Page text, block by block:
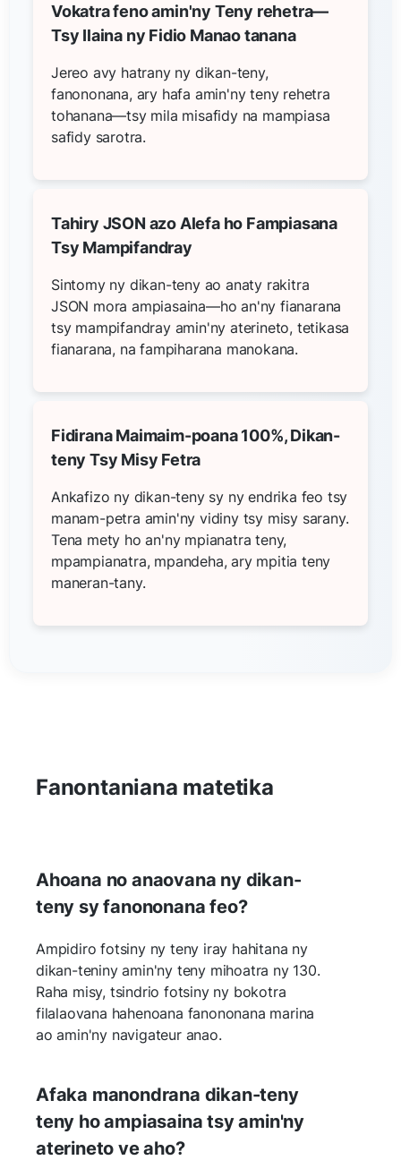
Vokatra feno amin'ny Teny rehetra—
Tsy Ilaina ny Fidio Manao tanana
Jereo avy hatrany ny dikan-teny,
fanononana, ary hafa amin'ny teny rehetra
tohanana—tsy mila misafidy na mampiasa
safidy sarotra.
Tahiry JSON azo Alefa ho Fampiasana
Tsy Mampifandray
Sintomy ny dikan-teny ao anaty rakitra
JSON mora ampiasaina—ho an'ny fianarana
tsy mampifandray amin'ny aterineto, tetikasa
fianarana, na fampiharana manokana.
Fidirana Maimaim-poana 100%, Dikan-
teny Tsy Misy Fetra
Ankafizo ny dikan-teny sy ny endrika feo tsy
manam-petra amin'ny vidiny tsy misy sarany.
Tena mety ho an'ny mpianatra teny,
mpampianatra, mpandeha, ary mpitia teny
maneran-tany.
Fanontaniana matetika
Ahoana no anaovana ny dikan-
teny sy fanononana feo?
Ampidiro fotsiny ny teny iray hahitana ny
dikan-teniny amin'ny teny mihoatra ny 130.
Raha misy, tsindrio fotsiny ny bokotra
filalaovana hahenoana fanononana marina
ao amin'ny navigateur anao.
Afaka manondrana dikan-teny
teny ho ampiasaina tsy amin'ny
aterineto ve aho?